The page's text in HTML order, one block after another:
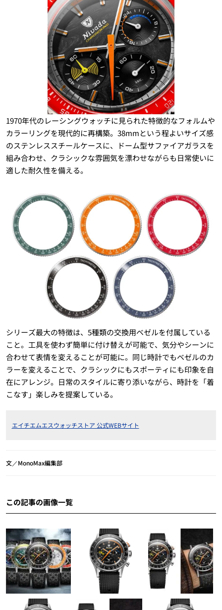
1970年代のレーシングウォッチに見られた特徴的なフォルムや
カラーリングを現代的に再構築。38mmという程よいサイズ感
のステンレススチールケースに、ドーム型サファイアガラスを
組み合わせ、クラシックな雰囲気を漂わせながらも日常使いに
適した耐久性を備える。
シリーズ最大の特徴は、5種類の交換用ベゼルを付属している
こと。工具を使わず簡単に付け替えが可能で、気分やシーンに
合わせて表情を変えることが可能に。同じ時計でもベゼルのカ
ラーを変えることで、クラシックにもスポーティにも印象を自
在にアレンジ。日常のスタイルに寄り添いながら、時計を「着
こなす」楽しみを提案している。
エイチエムエスウォッチストア 公式WEBサイト
文／MonoMax編集部
この記事の画像一覧